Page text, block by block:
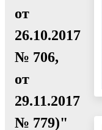
от
26.10.2017
№ 706,
от
29.11.2017
№ 779)"